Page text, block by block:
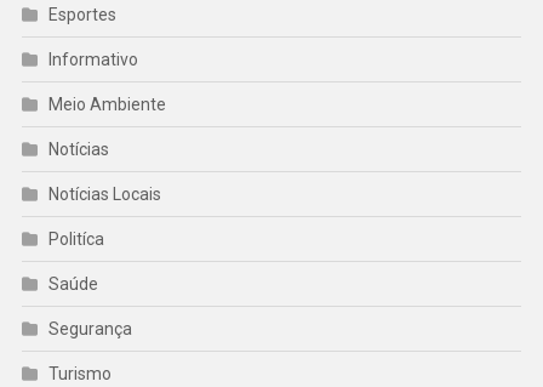
Esportes
Informativo
Meio Ambiente
Notícias
Notícias Locais
Politíca
Saúde
Segurança
Turismo